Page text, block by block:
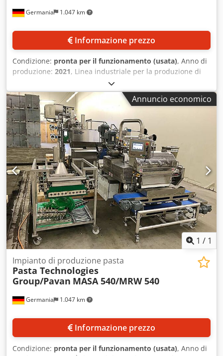
Germania 1.047 km
Informazione prezzo
Condizione: pronta per il funzionamento (usata), Anno di
produzione: 2021, Linea industriale per la produzione di
pasta Juwel disponibile per la produzione di grandi
quantità di pasta e prodotti simili. Componenti: cella di
essiccazione TS-120, macchina per pasta Pressquick PQ6-
SU e macchina per pasta Pressquick PQ3-SU. Cesti di
essiccazione: 100, capacità caldaia: 12 kg, capacità
giornaliera: ca. 500 kg, capacità oraria: ca. 50 kg,
dimensioni complessive della linea (X/Y/Z): ca.
2000mm/900mm/2100mm. Documentazione disponibile. È
possibile una visita sul posto. Codpfowd Tafsx Afpjha
Annuncio economico
1 / 1
Germania 1.047 km
Impianto di produzione pasta
Pasta Technologies
Group/Pavan MASA 540/MRW 540
Informazione prezzo
Condizione: pronta per il funzionamento (usata), Anno di